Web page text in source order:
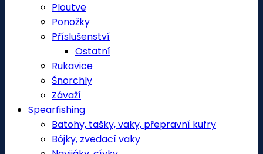
Ploutve
Ponožky
Příslušenství
Ostatní
Rukavice
Šnorchly
Závaží
Spearfishing
Batohy, tašky, vaky, přepravní kufry
Bójky, zvedací vaky